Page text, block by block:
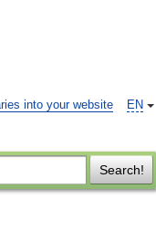
EN
into your website
Search!